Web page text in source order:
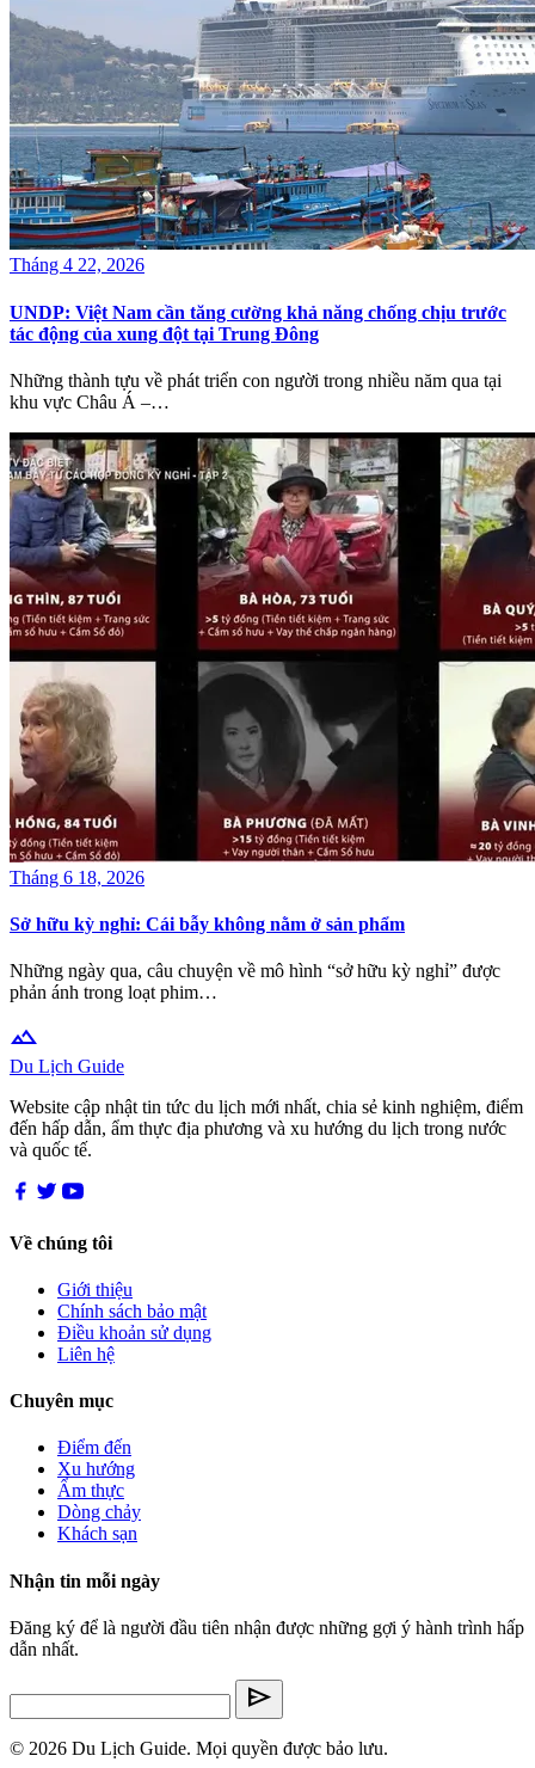
Tháng 4 22, 2026
UNDP: Việt Nam cần tăng cường khả năng chống chịu trước
tác động của xung đột tại Trung Đông
Những thành tựu về phát triển con người trong nhiều năm qua tại
khu vực Châu Á –…
Tháng 6 18, 2026
Sở hữu kỳ nghỉ: Cái bẫy không nằm ở sản phẩm
Những ngày qua, câu chuyện về mô hình “sở hữu kỳ nghỉ” được
phản ánh trong loạt phim…
terrain
Du Lịch Guide
Website cập nhật tin tức du lịch mới nhất, chia sẻ kinh nghiệm, điểm
đến hấp dẫn, ẩm thực địa phương và xu hướng du lịch trong nước
và quốc tế.
Về chúng tôi
Giới thiệu
Chính sách bảo mật
Điều khoản sử dụng
Liên hệ
Chuyên mục
Điểm đến
Xu hướng
Ẩm thực
Dòng chảy
Khách sạn
Nhận tin mỗi ngày
Đăng ký để là người đầu tiên nhận được những gợi ý hành trình hấp
dẫn nhất.
send
© 2026 Du Lịch Guide. Mọi quyền được bảo lưu.